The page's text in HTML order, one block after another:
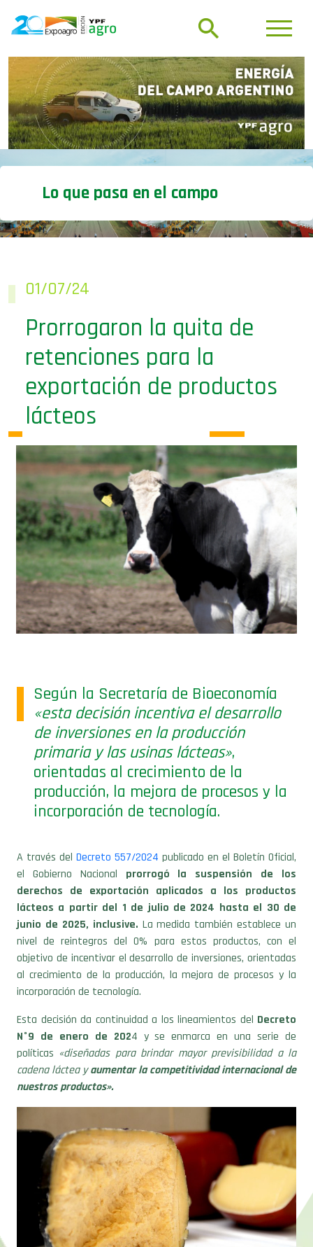
Lo que pasa en el campo
retenciones para la
exportación de productos
lácteos
«esta decisión incentiva el desarrollo
de inversiones en la producción
primaria y las usinas lácteas»,
orientadas al crecimiento de la
producción, la mejora de procesos y la
incorporación de tecnología.
el Gobierno Nacionalprorrogó la suspensión de los
derechos de exportación aplicados a los productos
lácteos a partir del 1 de julio de 2024 hasta el 30 de
junio de 2025, inclusive.La medida también establece un
nivel de reintegros del 0% para estos productos, con el
objetivo de incentivar el desarrollo de inversiones, orientadas
al crecimiento de la producción, la mejora de procesos y la
incorporación de tecnología.
Esta decisión da continuidad a los lineamientos del
N°9 de enero de 2024 y se enmarca en una serie de
políticas «diseñadas para brindar mayor previsibilidad a la
cadena láctea yaumentar la competitividad internacional de
nuestros productos».